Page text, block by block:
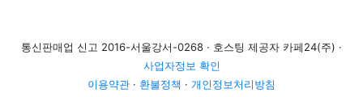
통신판매업 신고 2016-서울강서-0268 · 호스팅 제공자 카페24(주) ·
사업자정보 확인
이용약관 · 환불정책 · 개인정보처리방침